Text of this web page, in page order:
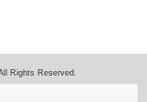
Rights Reserved.